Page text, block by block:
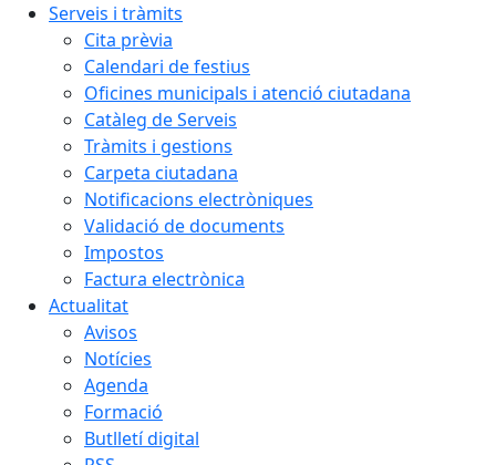
Serveis i tràmits
Cita prèvia
Calendari de festius
Oficines municipals i atenció ciutadana
Catàleg de Serveis
Tràmits i gestions
Carpeta ciutadana
Notificacions electròniques
Validació de documents
Impostos
Factura electrònica
Actualitat
Avisos
Notícies
Agenda
Formació
Butlletí digital